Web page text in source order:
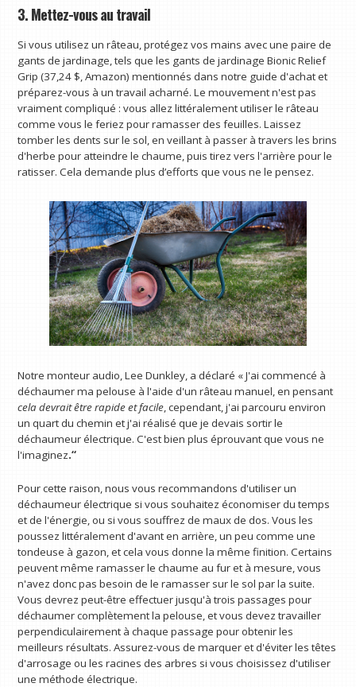
3. Mettez-vous au travail
Si vous utilisez un râteau, protégez vos mains avec une paire de
gants de jardinage, tels que les gants de jardinage Bionic Relief
Grip (37,24 $, Amazon) mentionnés dans notre guide d'achat et
préparez-vous à un travail acharné. Le mouvement n'est pas
vraiment compliqué : vous allez littéralement utiliser le râteau
comme vous le feriez pour ramasser des feuilles. Laissez
tomber les dents sur le sol, en veillant à passer à travers les brins
d'herbe pour atteindre le chaume, puis tirez vers l'arrière pour le
ratisser. Cela demande plus d’efforts que vous ne le pensez.
Notre monteur audio, Lee Dunkley, a déclaré « J'ai commencé à
déchaumer ma pelouse à l'aide d'un râteau manuel, en pensant
cela devrait être rapide et facile, cependant, j'ai parcouru environ
un quart du chemin et j'ai réalisé que je devais sortir le
déchaumeur électrique. C'est bien plus éprouvant que vous ne
l'imaginez.“
Pour cette raison, nous vous recommandons d'utiliser un
déchaumeur électrique si vous souhaitez économiser du temps
et de l'énergie, ou si vous souffrez de maux de dos. Vous les
poussez littéralement d'avant en arrière, un peu comme une
tondeuse à gazon, et cela vous donne la même finition. Certains
peuvent même ramasser le chaume au fur et à mesure, vous
n'avez donc pas besoin de le ramasser sur le sol par la suite.
Vous devrez peut-être effectuer jusqu'à trois passages pour
déchaumer complètement la pelouse, et vous devez travailler
perpendiculairement à chaque passage pour obtenir les
meilleurs résultats. Assurez-vous de marquer et d'éviter les têtes
d'arrosage ou les racines des arbres si vous choisissez d'utiliser
une méthode électrique.